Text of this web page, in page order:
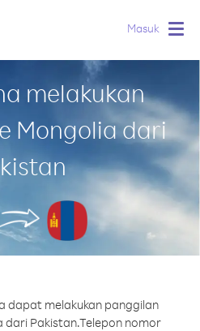
Masuk
melakukan
Mongolia dari
dapat melakukan panggilan
dari Pakistan.Telepon nomor